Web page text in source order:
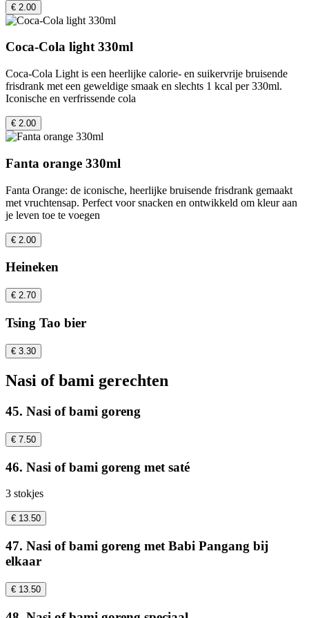
€ 2.00
Coca-Cola light 330ml
Coca-Cola Light is een heerlijke calorie- en suikervrije bruisende
frisdrank met een geweldige smaak en slechts 1 kcal per 330ml.
Iconische en verfrissende cola
€ 2.00
Fanta orange 330ml
Fanta Orange: de iconische, heerlijke bruisende frisdrank gemaakt
met vruchtensap. Perfect voor snacken en ontwikkeld om kleur aan
je leven toe te voegen
€ 2.00
Heineken
€ 2.70
Tsing Tao bier
€ 3.30
Nasi of bami gerechten
45. Nasi of bami goreng
€ 7.50
46. Nasi of bami goreng met saté
3 stokjes
€ 13.50
47. Nasi of bami goreng met Babi Pangang bij
elkaar
€ 13.50